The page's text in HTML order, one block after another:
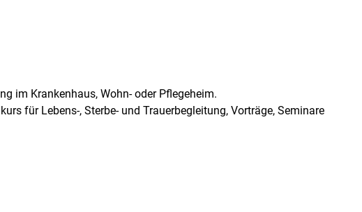
im Krankenhaus, Wohn- oder Pflegeheim.
für Lebens-, Sterbe- und Trauerbegleitung, Vorträge, Seminare